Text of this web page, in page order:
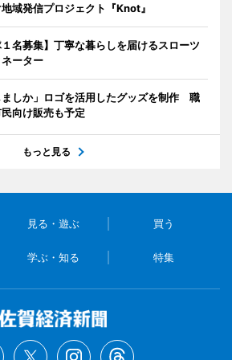
域発信プロジェクト『Knot』
１名募集】丁寧な暮らしを届けるスローツ
ーター
しか」ロゴを活用したグッズを制作 職
向け販売も予定
もっと見る
見る・遊ぶ 買う
学ぶ・知る 特集